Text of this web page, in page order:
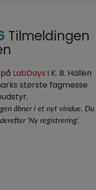
Tilmeldingen
LabDays i K. B. Hallen
største fagmesse
åbner i et nyt vindue. Du
'Ny registrering'.